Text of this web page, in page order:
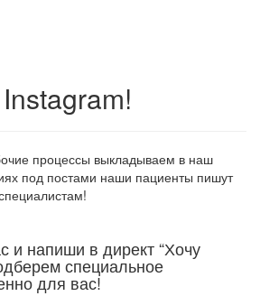
процессы выкладываем в наш
под постами наши пациенты пишут
и напиши в директ “Хочу
специальное
для вас!